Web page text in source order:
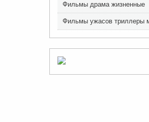
Фильмы драма жизненные
Фильмы ужасов триллеры